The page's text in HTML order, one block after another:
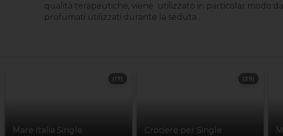
qualità terapeutiche, viene utilizzato in particolar modo
profumati utilizzati durante la seduta .
Mare Italia Single
(17)
Crociere per Single
(29)